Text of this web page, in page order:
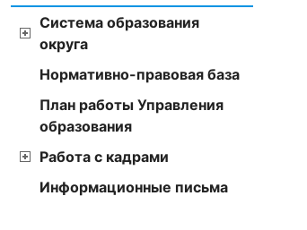
Система образования
округа
Нормативно-правовая база
План работы Управления
образования
Работа с кадрами
Информационные письма